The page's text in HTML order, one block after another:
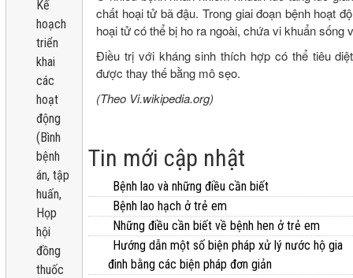
Kế
hoạch
triển
khai
các
hoạt
động
(Bình
bệnh
án, tập
huấn,
Họp
hội
đồng
thuốc
chất hoại tử bã đậu. Trong giai đoạn bệnh hoạt
hoại tử có thể bị ho ra ngoài, chứa vi khuẩn sống
Điều trị với kháng sinh thích hợp có thể tiêu
được thay thế bằng mô sẹo.
(Theo Vi.wikipedia.org)
Tin mới cập nhật
Bệnh lao và những điều cần biết
Bệnh lao hạch ở trẻ em
Những điều cần biết về bệnh hen ở trẻ em
Hướng dẫn một số biện pháp xử lý nước hộ gia
đinh bằng các biện pháp đơn giản